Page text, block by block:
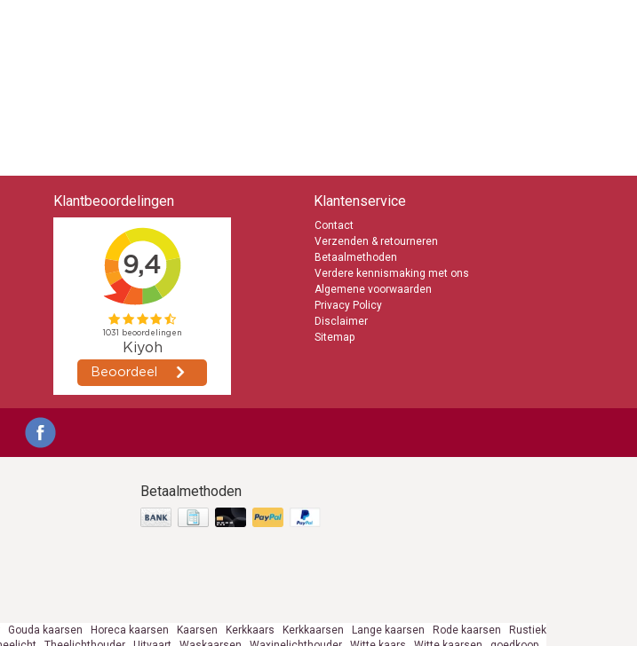
Klantbeoordelingen Klantenservice
Contact
Verzenden & retourneren
Betaalmethoden
Verdere kennismaking met ons
Algemene voorwaarden
Privacy Policy
Disclaimer
Sitemap
Betaalmethoden
Gouda kaarsen Horeca kaarsen Kaarsen Kerkkaars Kerkkaarsen Lange kaarsen Rode kaarsen
Rustiek